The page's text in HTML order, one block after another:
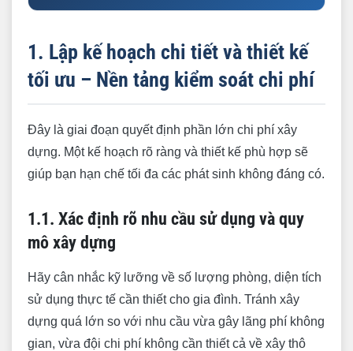
tảng kiểm soát chi phí
1.1. Xác định rõ nhu cầu sử dụng và quy mô
1.3. Hoàn thiện hồ sơ thiết kế kỹ thuật thi công
1.4. Lập dự toán chi phí xây dựng phần thô
chi tiết
2. Lựa chọn nhà thầu và ký kết hợp đồng chặt
chẽ
1. Lập kế hoạch chi tiết và thiết kế
tối ưu – Nền tảng kiểm soát chi phí
Đây là giai đoạn quyết định phần lớn chi phí xây
dựng. Một kế hoạch rõ ràng và thiết kế phù hợp sẽ
giúp bạn hạn chế tối đa các phát sinh không đáng có.
1.1. Xác định rõ nhu cầu sử dụng và quy
mô xây dựng
Hãy cân nhắc kỹ lưỡng về số lượng phòng, diện tích
sử dụng thực tế cần thiết cho gia đình. Tránh xây
dựng quá lớn so với nhu cầu vừa gây lãng phí không
gian, vừa đội chi phí không cần thiết cả về xây thô